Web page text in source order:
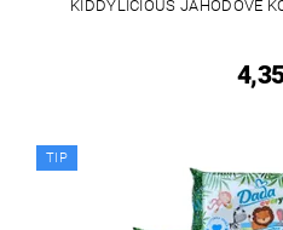
KIDDYLICIOUS JAHODOVÉ
TIP